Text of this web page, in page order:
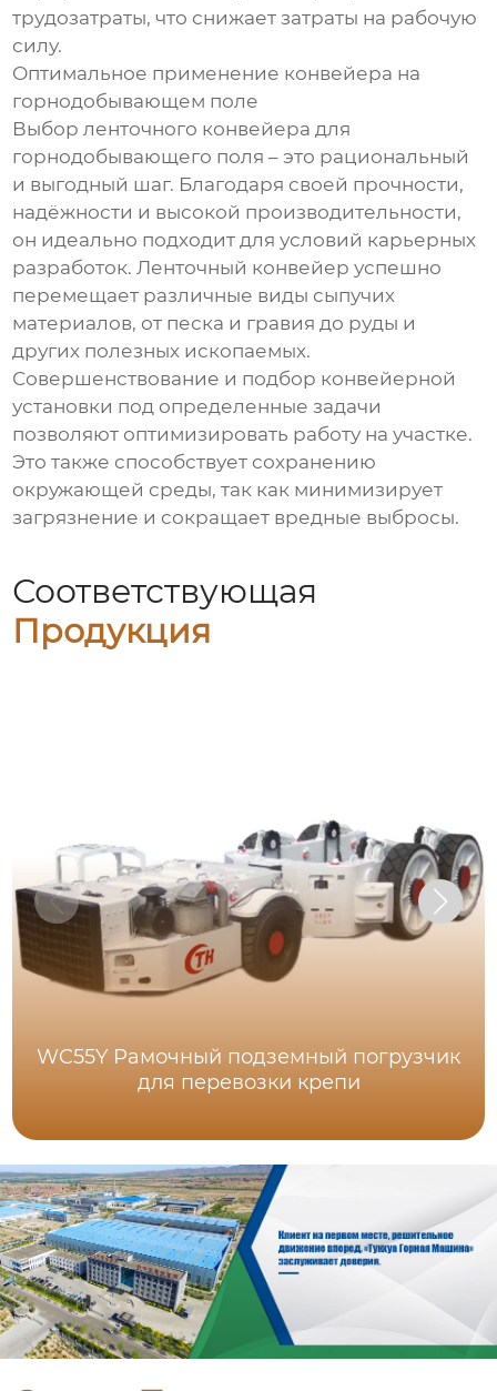
трудозатраты, что снижает затраты на рабочую
силу.
Оптимальное применение конвейера на
горнодобывающем поле
Выбор ленточного конвейера для
горнодобывающего поля – это рациональный
и выгодный шаг. Благодаря своей прочности,
надёжности и высокой производительности,
он идеально подходит для условий карьерных
разработок. Ленточный конвейер успешно
перемещает различные виды сыпучих
материалов, от песка и гравия до руды и
других полезных ископаемых.
Совершенствование и подбор конвейерной
установки под определенные задачи
позволяют оптимизировать работу на участке.
Это также способствует сохранению
окружающей среды, так как минимизирует
загрязнение и сокращает вредные выбросы.
Соответствующая
Продукция
WC55Y Рамочный подземный погрузчик
для перевозки крепи